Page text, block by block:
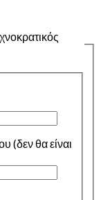
(δεν θα είναι